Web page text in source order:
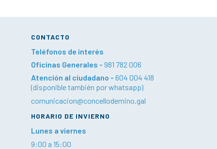
CONTACTO
Teléfonos de interés
Oficinas Generales - 981 782 006
Atención al ciudadano - 604 004 418
(disponible también por whatsapp)
comunicacion@concellodemino.gal
HORARIO DE INVIERNO
Lunes a viernes
9:00 a 15:00